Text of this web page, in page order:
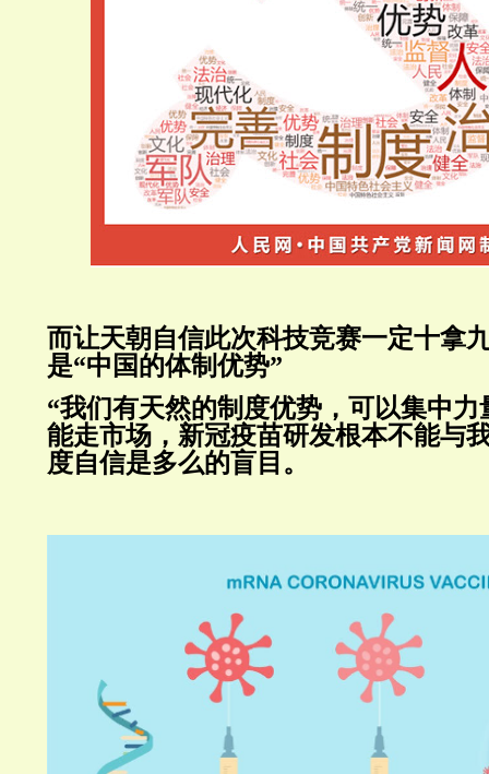
而让天朝自信此次科技竞赛一定十拿
是“中国的体制优势”
“我们有天然的制度优势，可以集中
能走市场，新冠疫苗研发根本不能与
度自信是多么的盲目。